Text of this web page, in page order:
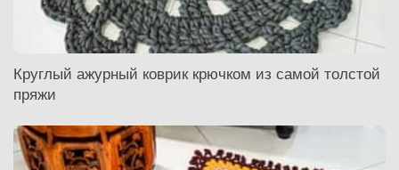
Круглый ажурный коврик крючком из самой толстой
пряжи